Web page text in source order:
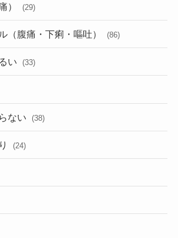
） (29)
（腹痛・下痢・嘔吐） (86)
い (33)
ない (38)
(24)